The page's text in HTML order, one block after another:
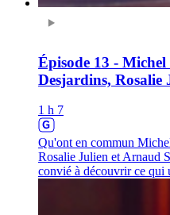
Épisode 13 -
Desjardins,
1 h 7
Qu'ont en commun
Rosalie Julien et Arnaud
convié à découvrir ce qui